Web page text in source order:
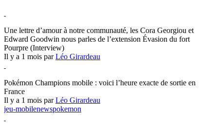
Une lettre d’amour à notre communauté, les Cora Georgiou et
Edward Goodwin nous parles de l’extension Évasion du fort
Pourpre (Interview)
Il y a 1 mois parLéo Girardeau
Pokémon Champions mobile : voici l’heure exacte de sortie en
France
Il y a 1 mois parLéo Girardeau
jeu-mobilenewspokemon